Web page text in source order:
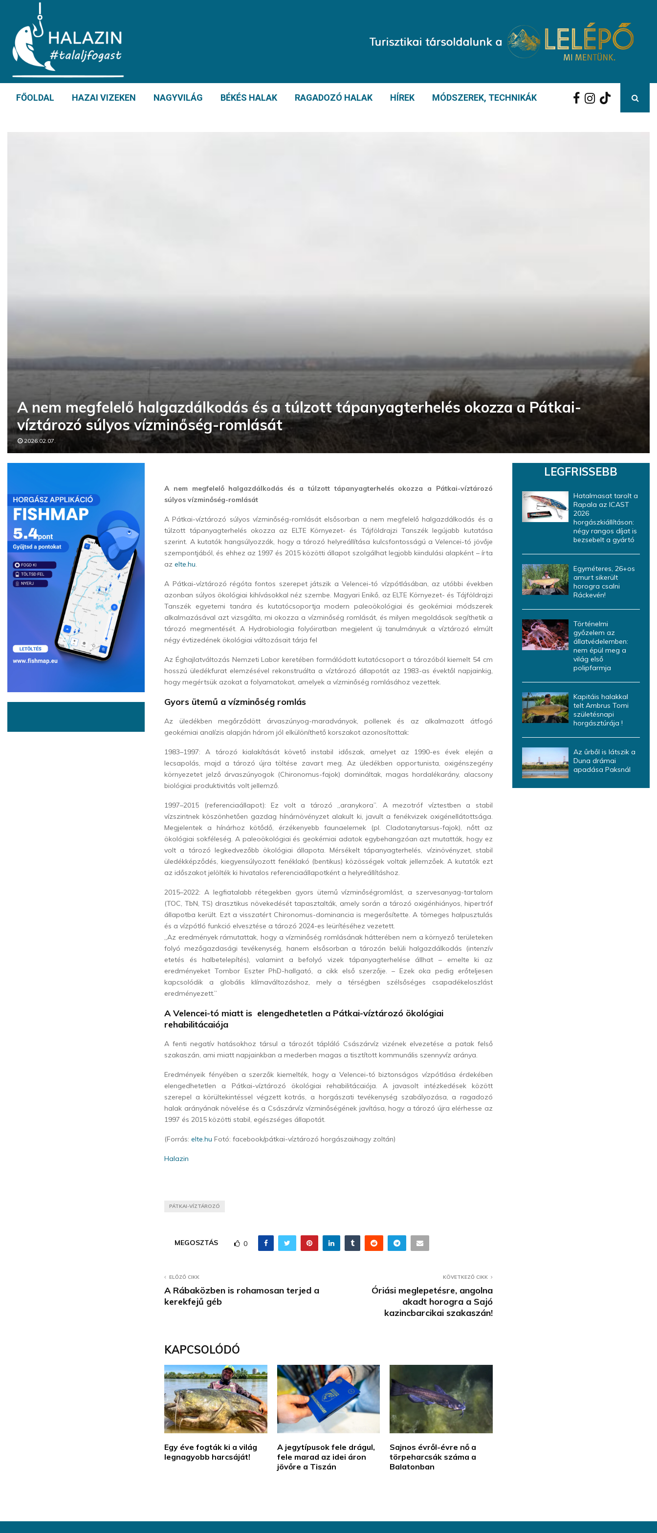
FŐOLDAL HAZAI VIZEKEN NAGYVILÁG BÉKÉS HALAK RAGADOZÓ HALAK HÍREK MÓDSZEREK, TECHNIKÁK
A nem megfelelő halgazdálkodás és a túlzott tápanyagterhelés okozza a Pátkai-
víztározó súlyos vízminőség-romlását
2026.02.07.
A nem megfelelő halgazdálkodás és a túlzott tápanyagterhelés okozza a Pátkai-víztározó
súlyos vízminőség-romlását
A Pátkai-víztározó súlyos vízminőség-romlását elsősorban a nem megfelelő halgazdálkodás és a
túlzott tápanyagterhelés okozza az ELTE Környezet- és Tájföldrajzi Tanszék legújabb kutatása
szerint. A kutatók hangsúlyozzák, hogy a tározó helyreállítása kulcsfontosságú a Velencei-tó jövője
szempontjából, és ehhez az 1997 és 2015 közötti állapot szolgálhat legjobb kiindulási alapként – írta
azelte.hu.
A Pátkai-víztározó régóta fontos szerepet játszik a Velencei-tó vízpótlásában, az utóbbi években
azonban súlyos ökológiai kihívásokkal néz szembe. Magyari Enikő, az ELTE Környezet- és Tájföldrajzi
Tanszék egyetemi tanára és kutatócsoportja modern paleoökológiai és geokémiai módszerek
alkalmazásával azt vizsgálta, mi okozza a vízminőség romlását, és milyen megoldások segíthetik a
tározó megmentését. A Hydrobiologia folyóiratban megjelent új tanulmányuk a víztározó elmúlt
négy évtizedének ökológiai változásait tárja fel
Az Éghajlatváltozás Nemzeti Labor keretében formálódott kutatócsoport a tározóból kiemelt 54 cm
hosszú üledékfurat elemzésével rekonstruálta a víztározó állapotát az 1983-as évektől napjainkig,
hogy megértsük azokat a folyamatokat, amelyek a vízminőség romlásához vezettek.
Gyors ütemű a vízminőség romlás
Az üledékben megőrződött árvaszúnyog-maradványok, pollenek és az alkalmazott átfogó
geokémiai analízis alapján három jól elkülöníthető korszakot azonosítottak:
1983–1997: A tározó kialakítását követő instabil időszak, amelyet az 1990-es évek elején a
lecsapolás, majd a tározó újra töltése zavart meg. Az üledékben opportunista, oxigénszegény
környezetet jelző árvaszúnyogok (Chironomus-fajok) domináltak, magas hordalékarány, alacsony
biológiai produktivitás volt jellemző.
1997–2015 (referenciaállapot): Ez volt a tározó „aranykora”. A mezotróf víztestben a stabil
vízszintnek köszönhetően gazdag hínárnövényzet alakult ki, javult a fenékvizek oxigénellátottsága.
Megjelentek a hínárhoz kötődő, érzékenyebb faunaelemek (pl. Cladotanytarsus-fajok), nőtt az
ökológiai sokféleség. A paleoökológiai és geokémiai adatok egybehangzóan azt mutatták, hogy ez
volt a tározó legkedvezőbb ökológiai állapota. Mérsékelt tápanyagterhelés, vízinövényzet, stabil
üledékképződés, kiegyensúlyozott fenéklakó (bentikus) közösségek voltak jellemzőek. A kutatók ezt
az időszakot jelölték ki hivatalos referenciaállapotként a helyreállításhoz.
2015–2022: A legfiatalabb rétegekben gyors ütemű vízminőségromlást, a szervesanyag-tartalom
(TOC, TbN, TS) drasztikus növekedését tapasztalták, amely során a tározó oxigénhiányos, hipertróf
állapotba került. Ezt a visszatért Chironomus-dominancia is megerősítette. A tömeges halpusztulás
és a vízpótló funkció elvesztése a tározó 2024-es leürítéséhez vezetett.
„Az eredmények rámutattak, hogy a vízminőség romlásának hátterében nem a környező területeken
folyó mezőgazdasági tevékenység, hanem elsősorban a tározón belüli halgazdálkodás (intenzív
etetés és halbetelepítés), valamint a befolyó vizek tápanyagterhelése állhat – emelte ki az
eredményeket Tombor Eszter PhD-hallgató, a cikk első szerzője. – Ezek oka pedig erőteljesen
kapcsolódik a globális klímaváltozáshoz, mely a térségben szélsőséges csapadékeloszlást
eredményezett.”
A Velencei-tó miatt is elengedhetetlen a Pátkai-víztározó ökológiai
rehabilitácaiója
A fenti negatív hatásokhoz társul a tározót tápláló Császárvíz vizének elvezetése a patak felső
szakaszán, ami miatt napjainkban a mederben magas a tisztított kommunális szennyvíz aránya.
Eredményeik fényében a szerzők kiemelték, hogy a Velencei-tó biztonságos vízpótlása érdekében
elengedhetetlen a Pátkai-víztározó ökológiai rehabilitácaiója. A javasolt intézkedések között
szerepel a körültekintéssel végzett kotrás, a horgászati tevékenység szabályozása, a ragadozó
halak arányának növelése és a Császárvíz vízminőségének javítása, hogy a tározó újra elérhesse az
1997 és 2015 közötti stabil, egészséges állapotát.
(Forrás:elte.huFotó: facebook/pátkai-víztározó horgászai/nagy zoltán)
Halazin
PÁTKAI-VÍZTÁROZÓ
MEGOSZTÁS 0
ELŐZŐ CIKK
A Rábaközben is rohamosan terjed a
kerekfejű géb
KÖVETKEZŐ CIKK
Óriási meglepetésre, angolna
akadt horogra a Sajó
kazincbarcikai szakaszán!
KAPCSOLÓDÓ
Egy éve fogták ki a világ
legnagyobb harcsáját!
A jegytípusok fele drágul,
fele marad az idei áron
jövőre a Tiszán
Sajnos évről-évre nő a
törpeharcsák száma a
Balatonban
LEGFRISSEBB
Hatalmasat tarolt a
Rapala az ICAST
2026
horgászkiállításon:
négy rangos díjat is
bezsebelt a gyártó
Egyméteres, 26+os
amurt sikerült
horogra csalni
Ráckevén!
Történelmi
győzelem az
állatvédelemben:
nem épül meg a
világ első
polipfarmja
Kapitáis halakkal
telt Ambrus Tomi
születésnapi
horgásztúrája !
Az űrből is látszik a
Duna drámai
apadása Paksnál